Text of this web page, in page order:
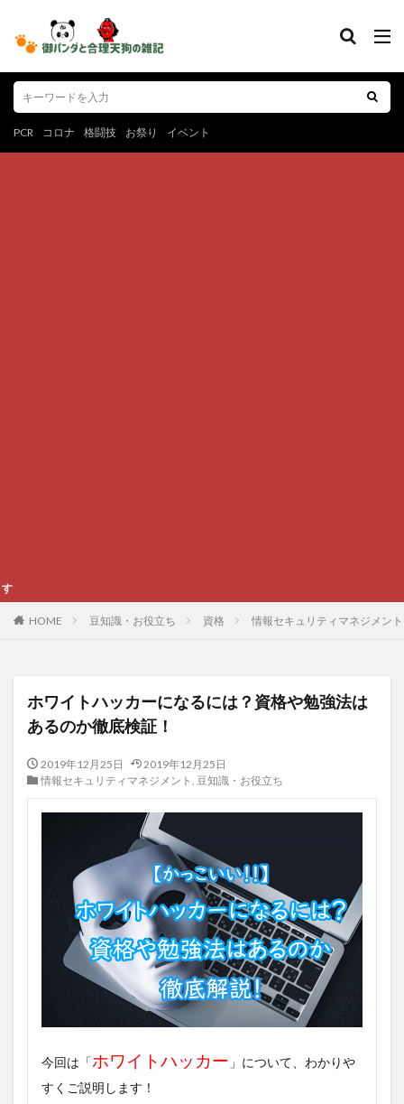
PCR コロナ 格闘技 お祭り イベント
HOME 豆知識・お役立ち 資格 情報セキュリティマネジメント
ホワイトハッカーになるには？資格や勉強法は
あるのか徹底検証！
2019年12月25日
2019年12月25日
情報セキュリティマネジメント , 豆知識・お役立ち
今回は「ホワイトハッカー 」について、わかりや
すくご説明します！